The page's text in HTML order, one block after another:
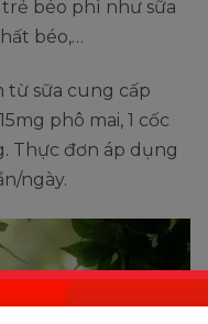
béo phì như sữa
béo,…
từ sữa cung cấp
phô mai, 1 cốc
Thực đơn áp dụng
ngày.